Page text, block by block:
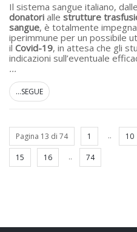
Il sistema sangue italiano, dalle
donatori alle strutture
sangue, è totalmente
iperimmune per un possibile
il Covid-19, in attesa che gli
indicazioni sull’eventuale
...
...SEGUE
Pagina 13 di 74 1 .. 10
15 16 .. 74